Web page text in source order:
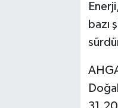
bazı